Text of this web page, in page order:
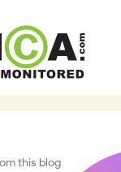
this blog